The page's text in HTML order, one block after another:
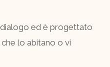
ed è progettato
lo abitano o vi